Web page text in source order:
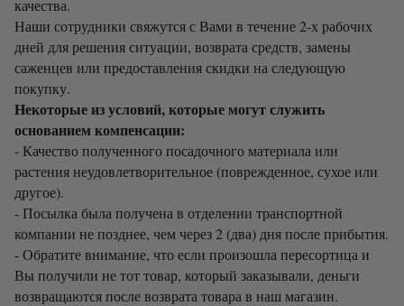
качества.
Наши сотрудники свяжутся с Вами в течение 2-х рабочих
дней для решения ситуации, возврата средств, замены
саженцев или предоставления скидки на следующую
покупку.
Некоторые из условий, которые могут служить
основанием компенсации:
- Качество полученного посадочного материала или
растения неудовлетворительное (поврежденное, сухое или
другое).
- Посылка была получена в отделении транспортной
компании не позднее, чем через 2 (два) дня после прибытия.
- Обратите внимание, что если произошла пересортица и
Вы получили не тот товар, который заказывали, деньги
возвращаются после возврата товара в наш магазин.